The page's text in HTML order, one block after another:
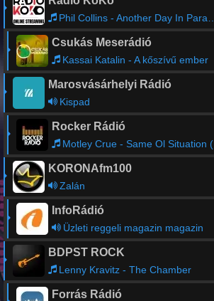
Phil Collins - Another Day In Paradise 1989
Csukás Meserádió
Kassai Katalin - A kőszívű ember
Marosvásárhelyi Rádió
Kispad
Rocker Rádió
Motley Crue - Same Ol Situation (S.o.s.)
KORONAfm100
Zalán
InfoRádió
Üzleti reggeli magazin magazin
BDPST ROCK
Lenny Kravitz - The Chamber
Forrás Rádió